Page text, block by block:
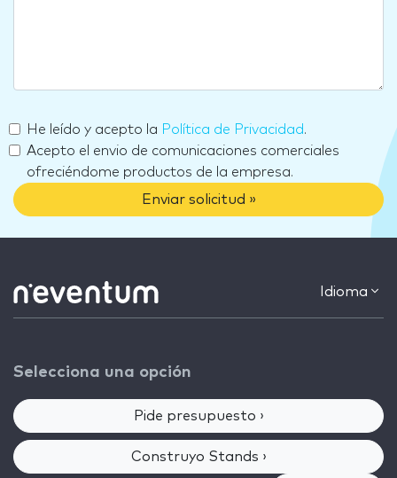
He leído y acepto la Política de Privacidad.
Acepto el envio de comunicaciones comerciales
ofreciéndome productos de la empresa.
Enviar solicitud »
Idioma
Selecciona una opción
Pide presupuesto ›
Construyo Stands ›